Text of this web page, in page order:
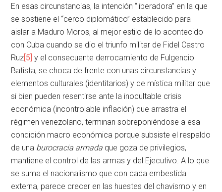
En esas circunstancias, la intención “liberadora” en la que
se sostiene el “cerco diplomático” establecido para
aislar a Maduro Moros, al mejor estilo de lo acontecido
con Cuba cuando se dio el triunfo militar de Fidel Castro
Ruz [5] y el consecuente derrocamiento de Fulgencio
Batista, se choca de frente con unas circunstancias y
elementos culturales (identitarios) y de mística militar que
si bien pueden resentirse ante la inocultable crisis
económica (incontrolable inflación) que arrastra el
régimen venezolano, terminan sobreponiéndose a esa
condición macro económica porque subsiste el respaldo
de una burocracia armada que goza de privilegios,
mantiene el control de las armas y del Ejecutivo. A lo que
se suma el nacionalismo que con cada embestida
externa, parece crecer en las huestes del chavismo y en